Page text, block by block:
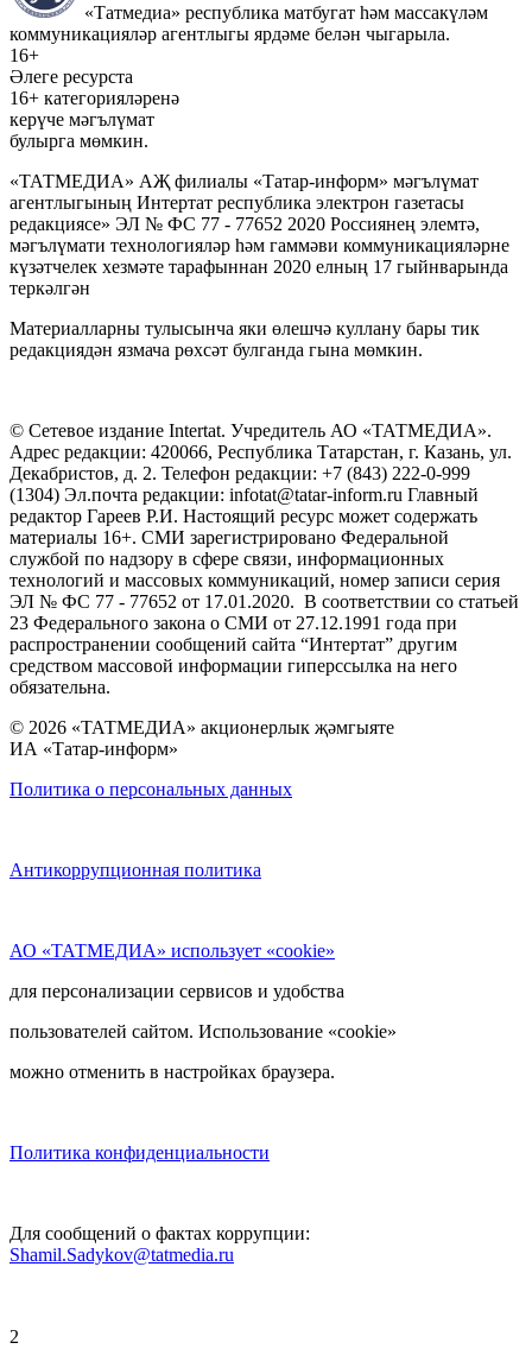
«Татмедиа» республика матбугат һәм массакүләм
коммуникацияләр агентлыгы ярдәме белән чыгарыла.
16+
Әлеге ресурста
16+ категорияләренә
керүче мәгълүмат
булырга мөмкин.
«ТАТМЕДИА» АҖ филиалы «Татар-информ» мәгълүмат
агентлыгының Интертат республика электрон газетасы
редакциясе» ЭЛ № ФС 77 - 77652 2020 Россиянең элемтә,
мәгълүмати технологияләр һәм гаммәви коммуникацияләрне
күзәтчелек хезмәте тарафыннан 2020 елның 17 гыйнварында
теркәлгән
Материалларны тулысынча яки өлешчә куллану бары тик
редакциядән язмача рөхсәт булганда гына мөмкин.
© Сетевое издание Intertat. Учредитель АО «ТАТМЕДИА».
Адрес редакции: 420066, Республика Татарстан, г. Казань, ул.
Декабристов, д. 2. Телефон редакции: +7 (843) 222-0-999
(1304) Эл.почта редакции: infotat@tatar-inform.ru Главный
редактор Гареев Р.И. Настоящий ресурс может содержать
материалы 16+. СМИ зарегистрировано Федеральной
службой по надзору в сфере связи, информационных
технологий и массовых коммуникаций, номер записи серия
ЭЛ № ФС 77 - 77652 от 17.01.2020. В соответствии со статьей
23 Федерального закона о СМИ от 27.12.1991 года при
распространении сообщений сайта “Интертат” другим
средством массовой информации гиперссылка на него
обязательна.
© 2026 «ТАТМЕДИА» акционерлык җәмгыяте
ИА «Татар-информ»
Политика о персональных данных
Антикоррупционная политика
АО «ТАТМЕДИА» использует «cookie»
для персонализации сервисов и удобства
пользователей сайтом. Использование «cookie»
можно отменить в настройках браузера.
Политика конфиденциальности
Для сообщений о фактах коррупции:
Shamil.Sadykov@tatmedia.ru
2